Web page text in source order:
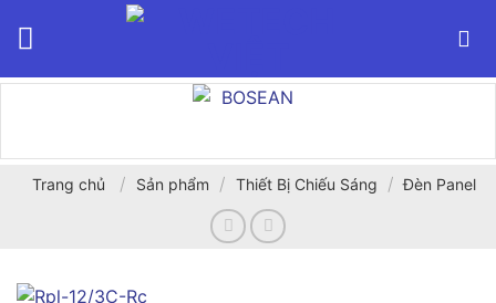
Trang chủ / Sản phẩm / Thiết Bị Chiếu Sáng / Đèn Panel